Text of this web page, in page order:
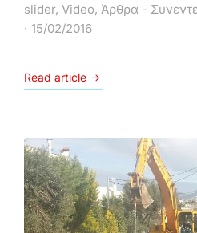
slider, Video, Άρθρα -
15/02/2016
Read article